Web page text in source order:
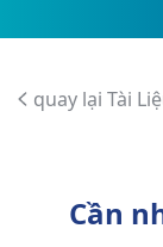
quay lại Tài
Cần